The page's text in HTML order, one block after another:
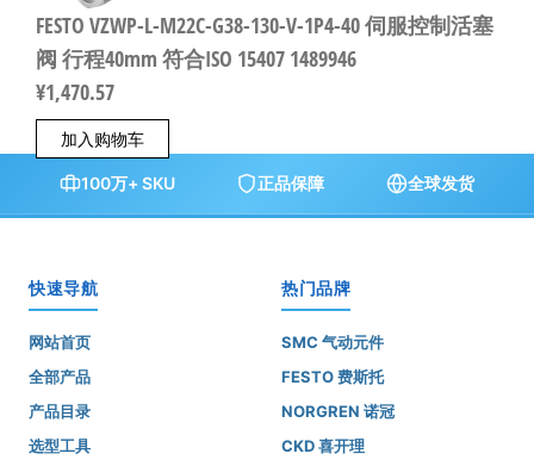
FESTO VZWP-L-M22C-G38-130-V-1P4-40 伺服控制活塞
阀 行程40mm 符合ISO 15407 1489946
¥1,470.57
加入购物车
100万+ SKU 正品保障 全球发货
快速导航
网站首页
全部产品
产品目录
选型工具
热门品牌
SMC 气动元件
FESTO 费斯托
NORGREN 诺冠
CKD 喜开理